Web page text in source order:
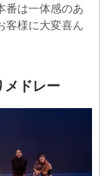
番は一体感のあ
客様に大変喜ん
メドレー